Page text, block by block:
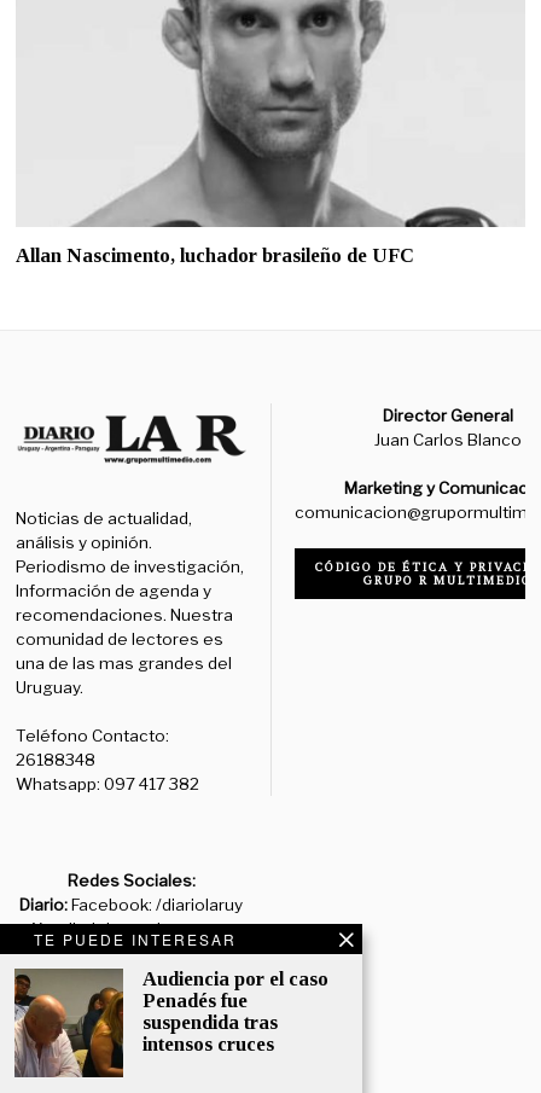
TE PUEDE INTERESAR
Audiencia por el caso
Penadés fue
suspendida tras
intensos cruces
Allan Nascimento, luchador brasileño de UFC
Noticias de actualidad,
análisis y opinión.
Periodismo de investigación,
Información de agenda y
recomendaciones. Nuestra
comunidad de lectores es
una de las mas grandes del
Uruguay.
Teléfono Contacto:
26188348
Whatsapp: 097 417 382
Director General
Juan Carlos Blanco
Marketing y
CÓDIGO DE ÉTICA Y
GRUPO R MULTIMEDIO
Redes Sociales:
Diario:Facebook: /diariolaruy
- X: @diariolaruy - Instagram:
@diariolar_uy
Departamento Comercial:
comercial@grupormultimedio.com
Departamento de Avisos: